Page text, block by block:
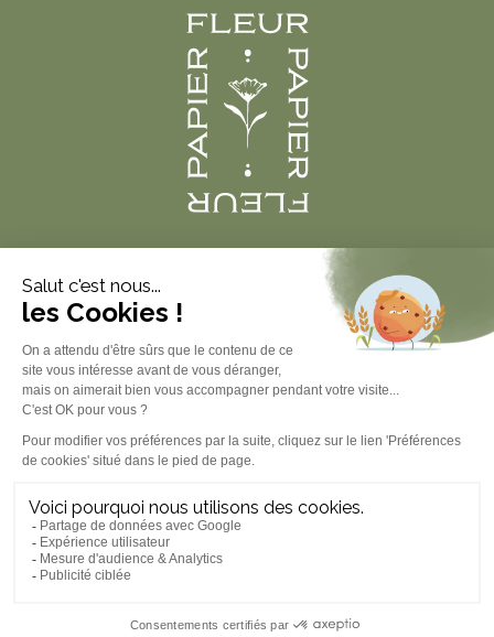
Produits
À propos
Informations légales